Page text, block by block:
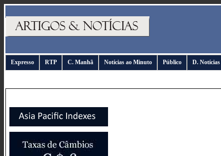
Expresso RTP C. Manhã Notícias ao Minuto Público D. Notícias